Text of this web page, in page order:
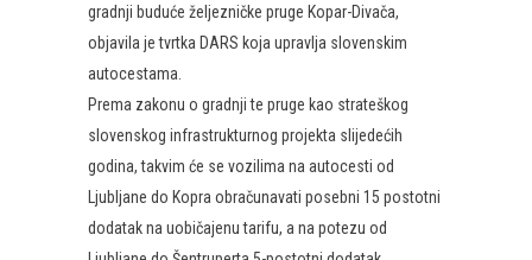
gradnji buduće željezničke pruge Kopar-Divača,
objavila je tvrtka DARS koja upravlja slovenskim
autocestama.
Prema zakonu o gradnji te pruge kao strateškog
slovenskog infrastrukturnog projekta slijedećih
godina, takvim će se vozilima na autocesti od
Ljubljane do Kopra obračunavati posebni 15 postotni
dodatak na uobičajenu tarifu, a na potezu od